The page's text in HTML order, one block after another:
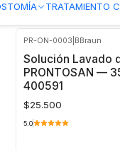
TRATAMIENTO
PR-ON-0003 BBraun
Solución Lavado
PRONTOSAN —
400591
$25.500
5.0